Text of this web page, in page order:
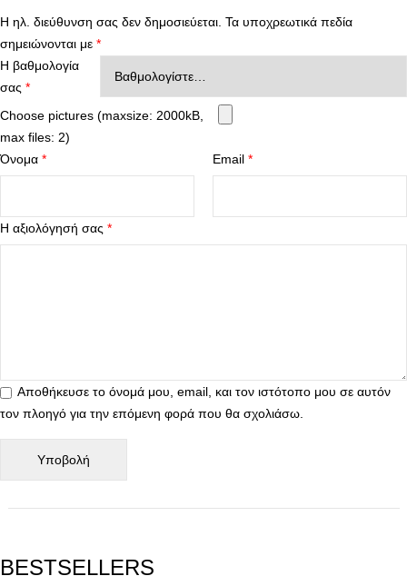
Η ηλ. διεύθυνση σας δεν δημοσιεύεται. Τα υποχρεωτικά πεδία
σημειώνονται με *
Η βαθμολογία
σας *
Η αξιολόγησή σας *
Choose pictures (maxsize: 2000kB,
max files: 2)
Όνομα * Email *
Αποθήκευσε το όνομά μου, email, και τον ιστότοπο μου σε αυτόν
τον πλοηγό για την επόμενη φορά που θα σχολιάσω.
BESTSELLERS